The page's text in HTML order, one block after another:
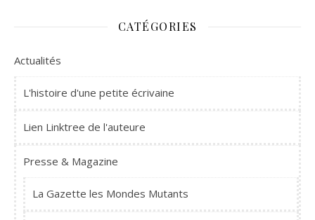
CATÉGORIES
Actualités
L'histoire d'une petite écrivaine
Lien Linktree de l'auteure
Presse & Magazine
La Gazette les Mondes Mutants